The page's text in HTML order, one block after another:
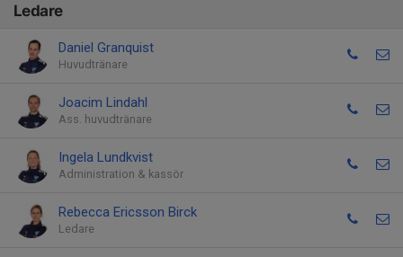
Ledare
Daniel Granquist
Huvudtränare
Joacim Lindahl
Ass. huvudtränare
Ingela Lundkvist
Administration & kassör
Rebecca Ericsson Birck
Ledare